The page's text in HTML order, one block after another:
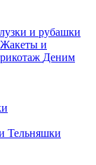
и рубашки
Жакеты и
Деним
Тельняшки